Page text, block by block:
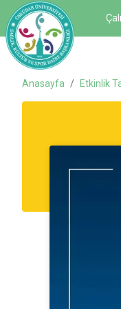
Anasayfa / Etkinlik